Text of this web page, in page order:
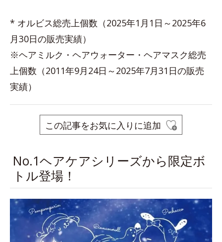
* オルビス総売上個数（2025年1月1日～2025年6
月30日の販売実績）
※ヘアミルク・ヘアウォーター・ヘアマスク総売
上個数（2011年9月24日～2025年7月31日の販売
実績）
この記事をお気に入りに追加
No.1ヘアケアシリーズから限定ボ
トル登場！